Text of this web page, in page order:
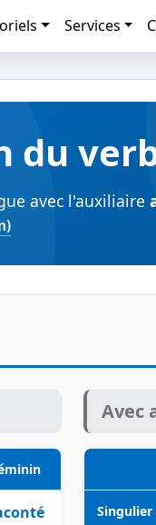
Services
du
avec l'auxiliaire
Avec
Singulier